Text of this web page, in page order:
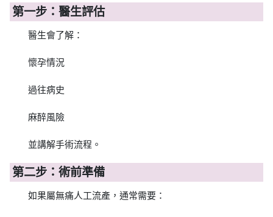
第一步：醫生評估
醫生會了解：
懷孕情況
過往病史
麻醉風險
並講解手術流程。
第二步：術前準備
如果屬無痛人工流產，通常需要：